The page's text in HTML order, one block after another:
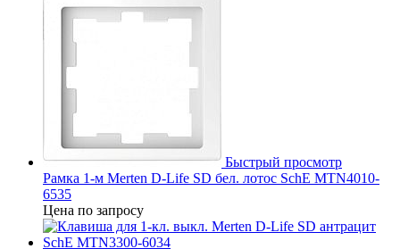
Быстрый просмотр
Рамка 1-м Merten D-Life SD бел. лотос SchE MTN4010-
6535
Цена по запросу